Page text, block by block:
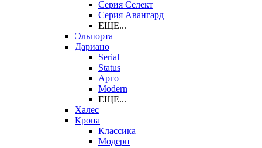
Серия Селект
Серия Авангард
ЕЩЕ...
Эльпорта
Дариано
Serial
Status
Арго
Modern
ЕЩЕ...
Халес
Крона
Классика
Модерн